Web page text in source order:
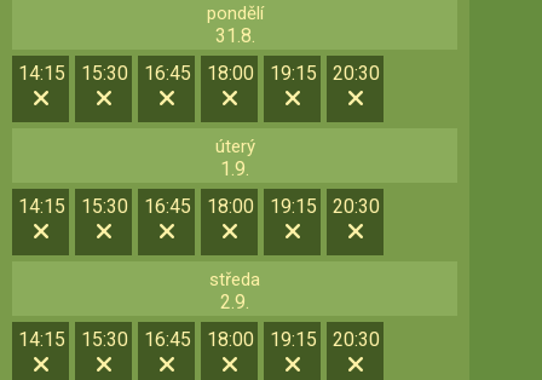
pondělí
31.8.
14:15
15:30 16:45 18:00 19:15 20:30
úterý
1.9.
14:15
15:30 16:45 18:00 19:15 20:30
středa
2.9.
14:15
15:30 16:45 18:00 19:15 20:30